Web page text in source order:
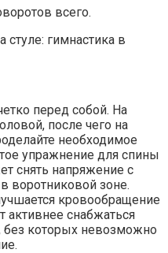
всего.
перед собой. На
после чего на
необходимое
упражнение для спины
снять напряжение с
воротниковой зоне.
кровообращение
снабжаться
которых невозможно